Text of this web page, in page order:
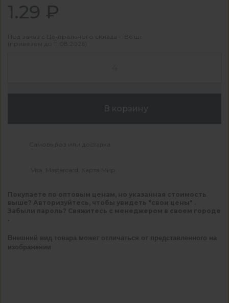
1.29 ₽
Под заказ с Центрального склада - 186 шт
(привезем до 11.08.2026)
В корзину
Самовывоз или доставка
Visa, Mastercard, Карта Мир
Покупаете по оптовым ценам, но указанная стоимость
выше? Авторизуйтесь, чтобы увидеть "свои цены" .
Забыли пароль? Свяжитесь с менеджером в своем городе
Внешний вид товара может отличаться от представленного на
изображении